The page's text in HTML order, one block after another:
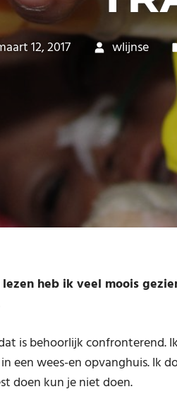
12, 2017 wlijnse
heb ik veel moois
is behoorlijk confronterend.
een wees-en opvanghuis. Ik
doen kun je niet doen.